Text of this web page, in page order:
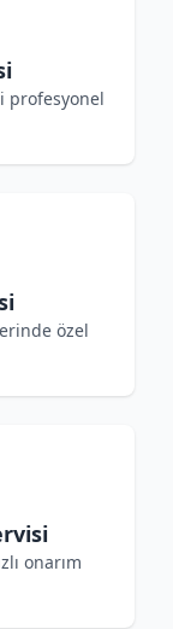
profesyonel
özel
onarım